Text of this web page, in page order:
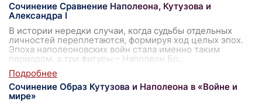
Сочинение Сравнение Наполеона, Кутузова и
Александра I
В истории нередки случаи, когда судьбы отдельных
личностей переплетаются, формируя ход целых эпох.
Эпоха наполеоновских войн стала именно таким
периодом, а три фигуры – Наполеон Бо
Сочинение Образ Кутузова и Наполеона в «Войне и
мире»